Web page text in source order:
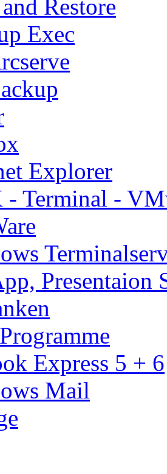
Restore
Exec
Explorer
Terminal -
Presentaion
Express 5 + 6
Mail